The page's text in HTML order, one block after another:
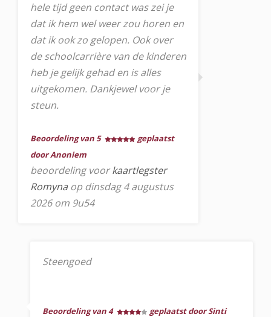
hele tijd geen contact was zei je
dat ik hem wel weer zou horen en
dat ik ook zo gelopen. Ook over
de schoolcarrière van de kinderen
heb je gelijk gehad en is alles
uitgekomen. Dankjewel voor je
steun.
Beoordeling van 5
geplaatst
door Anoniem
beoordeling voorkaartlegster
Romyna op dinsdag 4 augustus
2026 om 9u54
Steengoed
Beoordeling van 4 geplaatst door Sinti